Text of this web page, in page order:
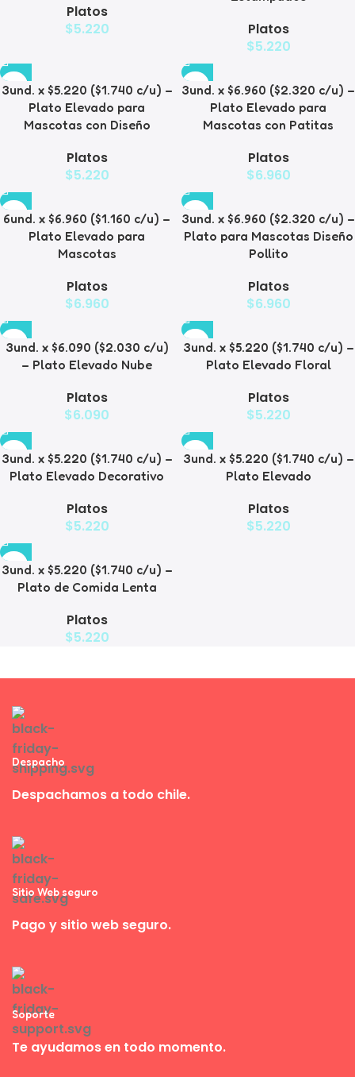
Platos
$5.220
Platos
$5.220
3und. x $5.220 ($1.740 c/u) –
Plato Elevado para
Mascotas con Diseño
Platos
$5.220
3und. x $6.960 ($2.320 c/u) –
Plato Elevado para
Mascotas con Patitas
Platos
$6.960
6und. x $6.960 ($1.160 c/u) –
Plato Elevado para
Mascotas
Platos
$6.960
3und. x $6.960 ($2.320 c/u) –
Plato para Mascotas Diseño
Pollito
Platos
$6.960
3und. x $6.090 ($2.030 c/u)
– Plato Elevado Nube
Platos
$6.090
3und. x $5.220 ($1.740 c/u) –
Plato Elevado Floral
Platos
$5.220
3und. x $5.220 ($1.740 c/u) –
Plato Elevado Decorativo
Platos
$5.220
3und. x $5.220 ($1.740 c/u) –
Plato Elevado
Platos
$5.220
3und. x $5.220 ($1.740 c/u) –
Plato de Comida Lenta
Platos
$5.220
Despacho
Despachamos a todo chile.
Sitio Web seguro
Pago y sitio web seguro.
Soporte
Te ayudamos en todo momento.